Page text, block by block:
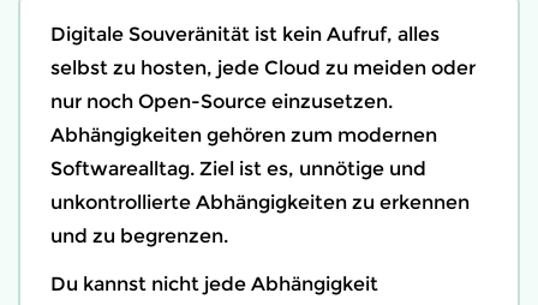
Digitale Souveränität ist kein Aufruf, alles
selbst zu hosten, jede Cloud zu meiden oder
nur noch Open-Source einzusetzen.
Abhängigkeiten gehören zum modernen
Softwarealltag. Ziel ist es, unnötige und
unkontrollierte Abhängigkeiten zu erkennen
und zu begrenzen.
Du kannst nicht jede Abhängigkeit